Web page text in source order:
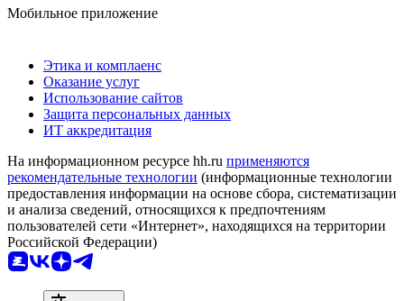
Мобильное приложение
Этика и комплаенс
Оказание услуг
Использование сайтов
Защита персональных данных
ИТ аккредитация
На информационном ресурсе hh.ru применяются
рекомендательные технологии (информационные технологии
предоставления информации на основе сбора, систематизации
и анализа сведений, относящихся к предпочтениям
пользователей сети «Интернет», находящихся на территории
Российской Федерации)